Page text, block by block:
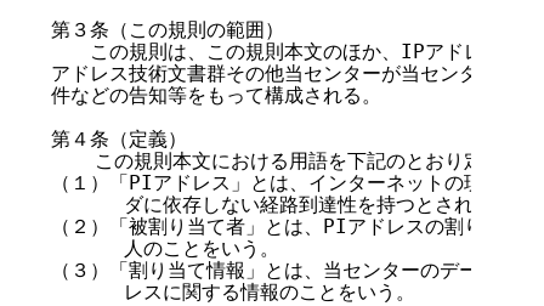
第３条（この規則の範囲）
この規則は、この規則本文のほか、IPアドレス割り
アドレス技術文書群その他当センターが当センターの
件などの告知等をもって構成される。
第４条（定義）
この規則本文における用語を下記のとおり定義する
（１）「PIアドレス」とは、インターネットの現実の
ダに依存しない経路到達性を持つとされている
（２）「被割り当て者」とは、PIアドレスの割り当て
      人のことをいう。
（３）「割り当て情報」とは、当センターのデータベ
      レスに関する情報のことをいう。